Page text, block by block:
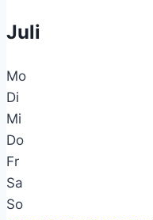
Juli
Mo
Di
Mi
Do
Fr
Sa
So